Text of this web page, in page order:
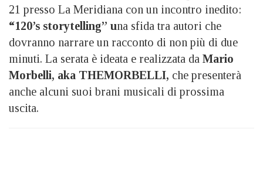
21 presso La Meridiana con un incontro inedito:
“120’s storytelling” una sfida tra autori che
dovranno narrare un racconto di non più di due
minuti. La serata è ideata e realizzata da Mario
Morbelli, aka THEMORBELLI, che presenterà
anche alcuni suoi brani musicali di prossima
uscita.